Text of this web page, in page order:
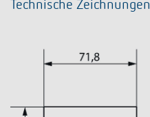
Technische Zeichnungen